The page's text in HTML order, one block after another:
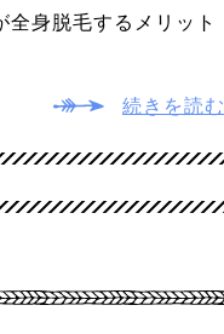
身脱毛するメリット
続きを読む